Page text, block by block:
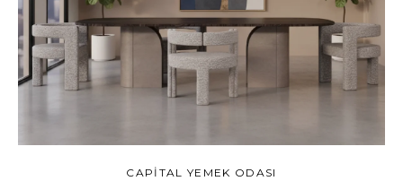
CAPITAL YEMEK ODASI